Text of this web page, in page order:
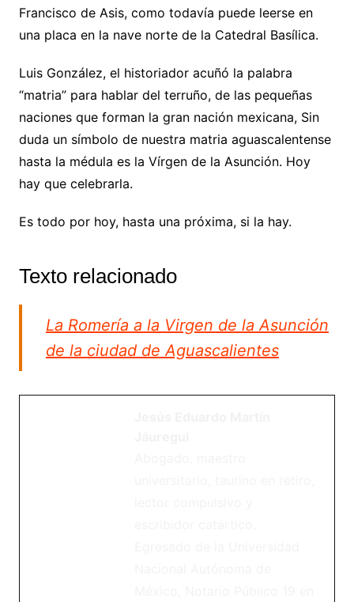
Francisco de Asis, como todavía puede leerse en
una placa en la nave norte de la Catedral Basílica.
Luis González, el historiador acuñó la palabra
“matria” para hablar del terruño, de las pequeñas
naciones que forman la gran nación mexicana, Sin
duda un símbolo de nuestra matria aguascalentense
hasta la médula es la Vírgen de la Asunción. Hoy
hay que celebrarla.
Es todo por hoy, hasta una próxima, si la hay.
Texto relacionado
La Romería a la Virgen de la Asunción
de la ciudad de Aguascalientes